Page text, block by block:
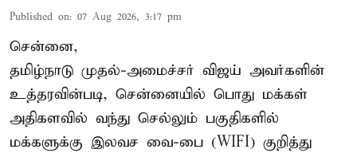
Published on: 07 Aug 2026, 3:17 pm
சென்னை,
தமிழ்நாடு முதல்-அமைச்சர் விஜய் அவர்களின்
உத்தரவின்படி, சென்னையில் பொது மக்கள்
அதிகளவில் வந்து செல்லும் பகுதிகளில்
மக்களுக்கு இலவச வை-பை (WIFI) குறித்து